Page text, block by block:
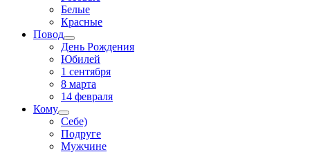
Белые
Красные
Повод
День Рождения
Юбилей
1 сентября
8 марта
14 февраля
Кому
Себе)
Подруге
Мужчине